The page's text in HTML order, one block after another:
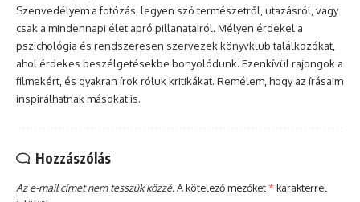
Szenvedélyem a fotózás, legyen szó természetről, utazásról, vagy
csak a mindennapi élet apró pillanatairól. Mélyen érdekel a
pszichológia és rendszeresen szervezek könyvklub találkozókat,
ahol érdekes beszélgetésekbe bonyolódunk. Ezenkívül rajongok a
filmekért, és gyakran írok róluk kritikákat. Remélem, hogy az írásaim
inspirálhatnak másokat is.
Hozzászólás
Az e-mail címet nem tesszük közzé.A kötelező mezőket* karakterrel